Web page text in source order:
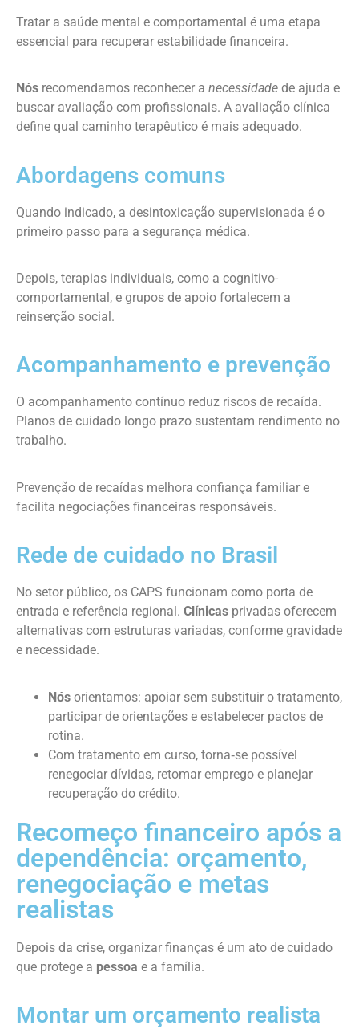
Tratar a saúde mental e comportamental é uma etapa
essencial para recuperar estabilidade financeira.
Nós recomendamos reconhecer a necessidade de ajuda e
buscar avaliação com profissionais. A avaliação clínica
define qual caminho terapêutico é mais adequado.
Abordagens comuns
Quando indicado, a desintoxicação supervisionada é o
primeiro passo para a segurança médica.
Depois, terapias individuais, como a cognitivo-
comportamental, e grupos de apoio fortalecem a
reinserção social.
Acompanhamento e prevenção
O acompanhamento contínuo reduz riscos de recaída.
Planos de cuidado longo prazo sustentam rendimento no
trabalho.
Prevenção de recaídas melhora confiança familiar e
facilita negociações financeiras responsáveis.
Rede de cuidado no Brasil
No setor público, os CAPS funcionam como porta de
entrada e referência regional. Clínicas privadas oferecem
alternativas com estruturas variadas, conforme gravidade
e necessidade.
Nós orientamos: apoiar sem substituir o tratamento,
participar de orientações e estabelecer pactos de
rotina.
Com tratamento em curso, torna‑se possível
renegociar dívidas, retomar emprego e planejar
recuperação do crédito.
Recomeço financeiro após a
dependência: orçamento,
renegociação e metas
realistas
Depois da crise, organizar finanças é um ato de cuidado
que protege a pessoa e a família.
Montar um orçamento realista